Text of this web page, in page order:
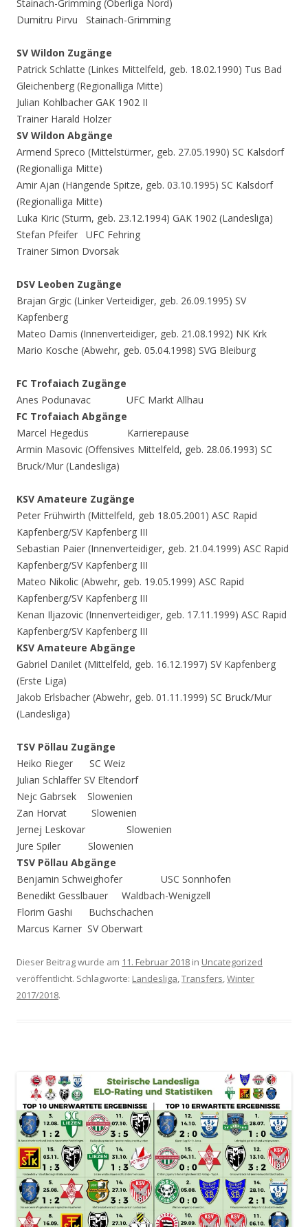
Stainach-Grimming (Oberliga Nord)
Dumitru Pirvu Stainach-Grimming
SV Wildon Zugänge
Patrick Schlatte (Linkes Mittelfeld, geb. 18.02.1990) Tus Bad
Gleichenberg (Regionalliga Mitte)
Julian Kohlbacher GAK 1902 II
Trainer Harald Holzer
SV Wildon Abgänge
Armend Spreco (Mittelstürmer, geb. 27.05.1990) SC Kalsdorf
(Regionalliga Mitte)
Amir Ajan (Hängende Spitze, geb. 03.10.1995) SC Kalsdorf
(Regionalliga Mitte)
Luka Kiric (Sturm, geb. 23.12.1994) GAK 1902 (Landesliga)
Stefan Pfeifer UFC Fehring
Trainer Simon Dvorsak
DSV Leoben Zugänge
Brajan Grgic (Linker Verteidiger, geb. 26.09.1995) SV
Kapfenberg
Mateo Damis (Innenverteidiger, geb. 21.08.1992) NK Krk
Mario Kosche (Abwehr, geb. 05.04.1998) SVG Bleiburg
FC Trofaiach Zugänge
Anes Podunavac UFC Markt Allhau
FC Trofaiach Abgänge
Marcel Hegedüs Karrierepause
Armin Masovic (Offensives Mittelfeld, geb. 28.06.1993) SC
Bruck/Mur (Landesliga)
KSV Amateure Zugänge
Peter Frühwirth (Mittelfeld, geb 18.05.2001) ASC Rapid
Kapfenberg/SV Kapfenberg III
Sebastian Paier (Innenverteidiger, geb. 21.04.1999) ASC Rapid
Kapfenberg/SV Kapfenberg III
Mateo Nikolic (Abwehr, geb. 19.05.1999) ASC Rapid
Kapfenberg/SV Kapfenberg III
Kenan Iljazovic (Innenverteidiger, geb. 17.11.1999) ASC Rapid
Kapfenberg/SV Kapfenberg III
KSV Amateure Abgänge
Gabriel Danilet (Mittelfeld, geb. 16.12.1997) SV Kapfenberg
(Erste Liga)
Jakob Erlsbacher (Abwehr, geb. 01.11.1999) SC Bruck/Mur
(Landesliga)
TSV Pöllau Zugänge
Heiko Rieger SC Weiz
Julian Schlaffer SV Eltendorf
Nejc Gabrsek Slowenien
Zan Horvat Slowenien
Jernej Leskovar Slowenien
Jure Spiler Slowenien
TSV Pöllau Abgänge
Benjamin Schweighofer USC Sonnhofen
Benedikt Gesslbauer Waldbach-Wenigzell
Florim Gashi Buchschachen
Marcus Karner SV Oberwart
Dieser Beitrag wurde am 11. Februar 2018 in Uncategorized
veröffentlicht. Schlagworte: Landesliga,Transfers,Winter
2017/2018.